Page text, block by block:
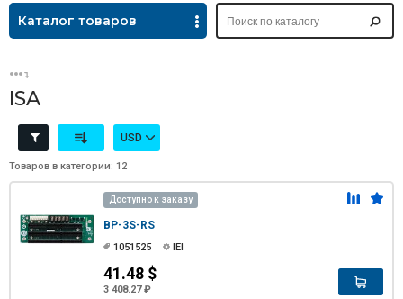
Каталог товаров
ISA
USD
Товаров в категории: 12
Доступно к заказу
BP-3S-RS
1051525 IEI
41.48 $
3 408.27 ₽